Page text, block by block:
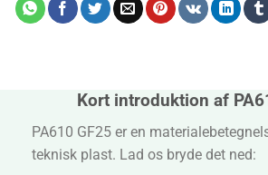
Kort introduktion af
PA610 GF25 er en
teknisk plast. Lad os bryde det ned: